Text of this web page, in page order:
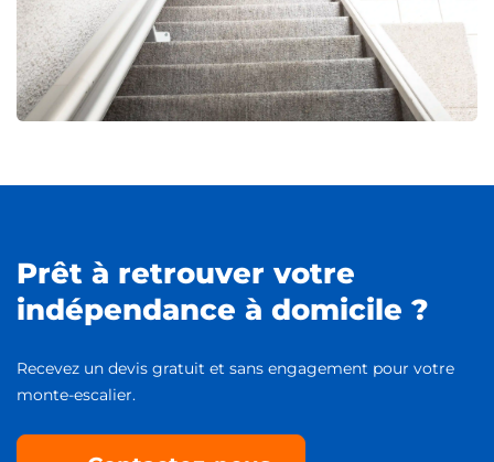
Prêt à retrouver votre
indépendance à domicile ?
Recevez un devis gratuit et sans engagement pour votre
monte-escalier.